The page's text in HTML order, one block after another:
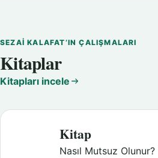
SEZAI KALAFAT’IN ÇALIŞMALARI
Kitaplar
Kitapları incele
Kitap
Nasıl Mutsuz Olunur?